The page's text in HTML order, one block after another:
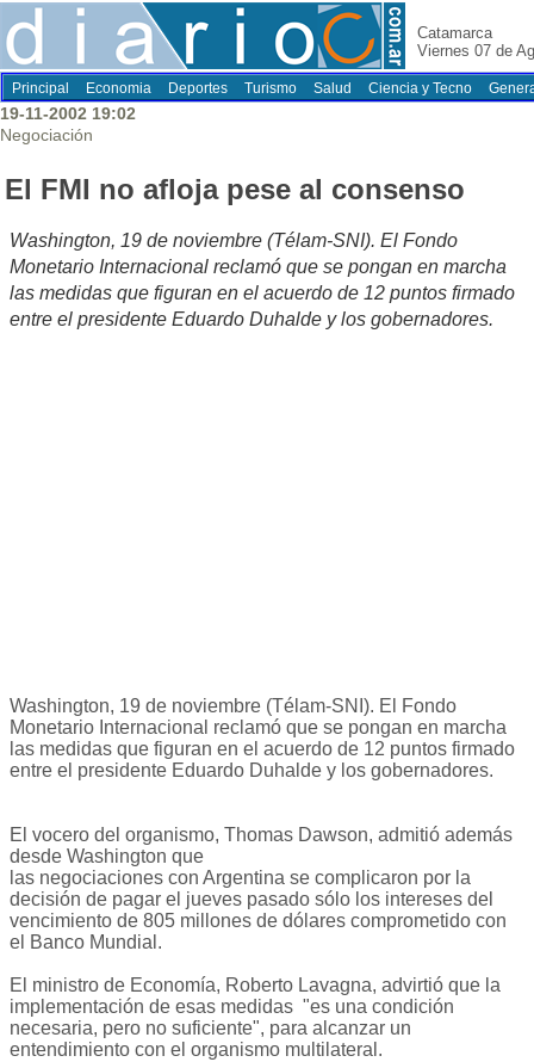
Catamarca
Viernes 07 de
Principal Economia Deportes Turismo Salud Ciencia y Tecno
19-11-2002 19:02
Negociación
El FMI no afloja pese al consenso
Washington, 19 de noviembre (Télam-SNI). El Fondo
Monetario Internacional reclamó que se pongan en marcha
las medidas que figuran en el acuerdo de 12 puntos firmado
entre el presidente Eduardo Duhalde y los gobernadores.
Washington, 19 de noviembre (Télam-SNI). El Fondo
Monetario Internacional reclamó que se pongan en marcha
las medidas que figuran en el acuerdo de 12 puntos firmado
entre el presidente Eduardo Duhalde y los gobernadores.
El vocero del organismo, Thomas Dawson, admitió además
desde Washington que
las negociaciones con Argentina se complicaron por la
decisión de pagar el jueves pasado sólo los intereses del
vencimiento de 805 millones de dólares comprometido con
el Banco Mundial.
El ministro de Economía, Roberto Lavagna, advirtió que la
implementación de esas medidas "es una condición
necesaria, pero no suficiente", para alcanzar un
entendimiento con el organismo multilateral.